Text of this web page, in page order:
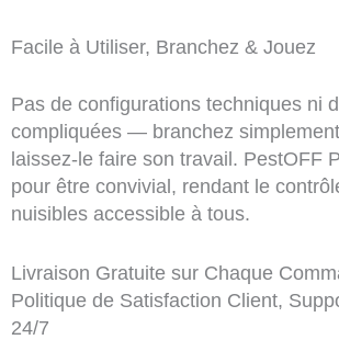
Facile à Utiliser, Branchez & Jouez
Pas de configurations techniques ni
compliquées — branchez simplement
laissez-le faire son travail. PestOFF
pour être convivial, rendant le
nuisibles accessible à tous.
Livraison Gratuite sur Chaque
Politique de Satisfaction Client,
24/7